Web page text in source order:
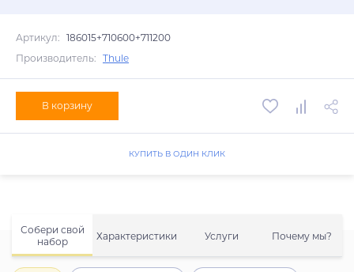
Собери свой
набор
Характеристики Услуги Почему мы?
Артикул: 186015+710600+711200
Производитель: Thule
В корзину
КУПИТЬ В ОДИН КЛИК